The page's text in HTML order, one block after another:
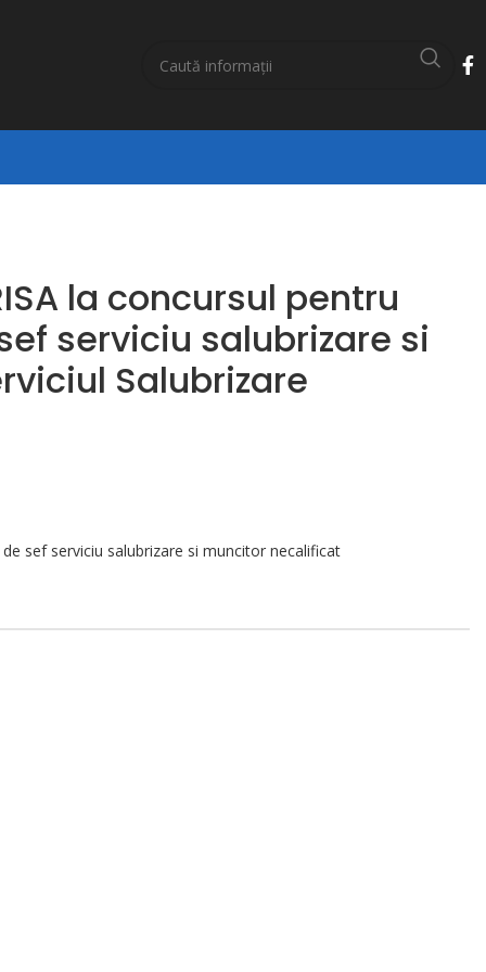
la concursul pentru
serviciu salubrizare si
Salubrizare
sef serviciu salubrizare si muncitor necalificat